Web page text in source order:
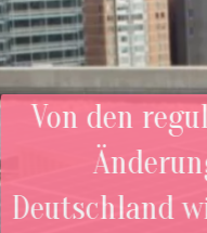
Von den